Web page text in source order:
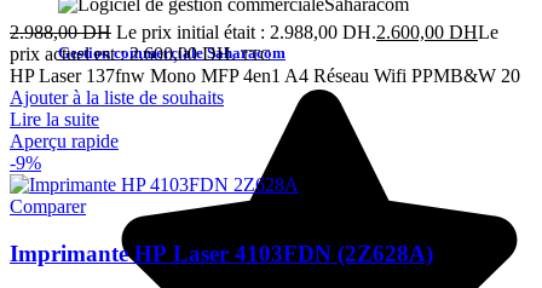
Gestion commerciale Saharacom
2.988,00DH Le prix initial était : 2.988,00 DH.2.600,00 DHLe
prix actuel est : 2.600,00 DH. TTC
HP Laser 137fnw Mono MFP 4en1 A4 Réseau Wifi PPMB&W 20
Ajouter à la liste de souhaits
Lire la suite
Aperçu rapide
-9%
Comparer
Imprimante HP Laser 4103FDN (2Z628A)